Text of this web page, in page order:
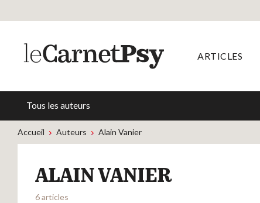
ARTICLES
Tous les auteurs
Accueil Auteurs Alain Vanier
ALAIN VANIER
6 articles